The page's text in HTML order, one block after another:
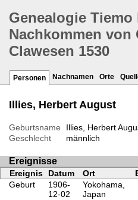
Genealogie Tiemo
Nachkommen von
Clawesen 1530
Personen Nachnamen Orte
Illies, Herbert August
Geburtsname
Illies, Herbert
Geschlecht
männlich
Ereignisse
Ereignis Datum Ort
Geburt
1906-
12-02
Yokohama,
Japan